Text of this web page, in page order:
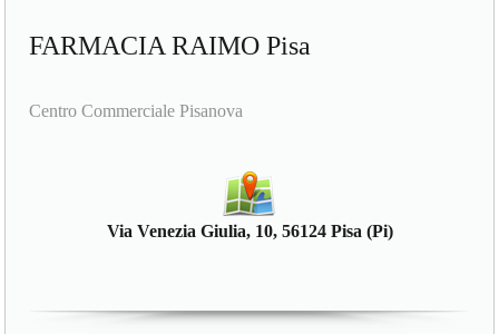
FARMACIA RAIMO Pisa
Centro Commerciale Pisanova
Via Venezia Giulia, 10, 56124 Pisa (Pi)